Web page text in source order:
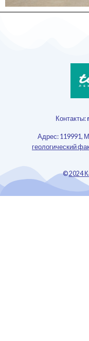
©2024
Контакты:
Адрес: 119991,
геологический